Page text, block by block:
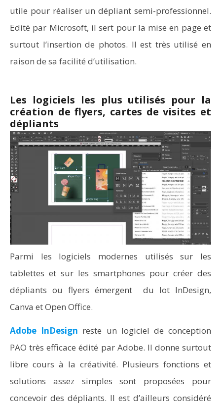
utile pour réaliser un dépliant semi-professionnel.
Edité par Microsoft, il sert pour la mise en page et
surtout l’insertion de photos. Il est très utilisé en
raison de sa facilité d’utilisation.
Les logiciels les plus utilisés pour la
création de flyers, cartes de visites et
dépliants
Parmi les logiciels modernes utilisés sur les
tablettes et sur les smartphones pour créer des
dépliants ou flyers émergent du lot InDesign,
Canva et Open Office.
Adobe InDesign reste un logiciel de conception
PAO très efficace édité par Adobe. Il donne surtout
libre cours à la créativité. Plusieurs fonctions et
solutions assez simples sont proposées pour
concevoir des dépliants. Il est d’ailleurs considéré